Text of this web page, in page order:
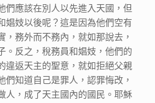
們應該在別人以先進入天國，但
娼妓以後呢？這是因為他們空有
，務外而不務內，就如那說去，
。反之，稅務員和娼妓，他們的
違返天主的聖意，就如拒絕父親
們知道自己是罪人，認罪悔改，
人，成了天主國內的國民。耶穌